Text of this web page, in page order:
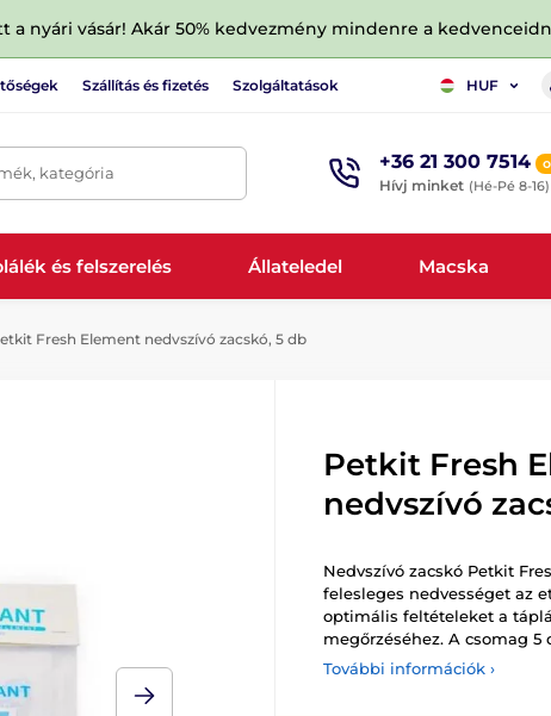
a nyári vásár! Akár 50% kedvezmény mindenre a
Szállítás és fizetés Szolgáltatások HUF
kategória +36 21 300 7514
Hívj minket (Hé-Pé 8-16)
és felszerelés Állateledel Macska
Fresh Element nedvszívó zacskó, 5 db
Petkit Fresh
nedvszívó
Nedvszívó zacskó Petkit
felesleges nedvességet az
optimális feltételeket a
megőrzéséhez. A csomag
További információk ›